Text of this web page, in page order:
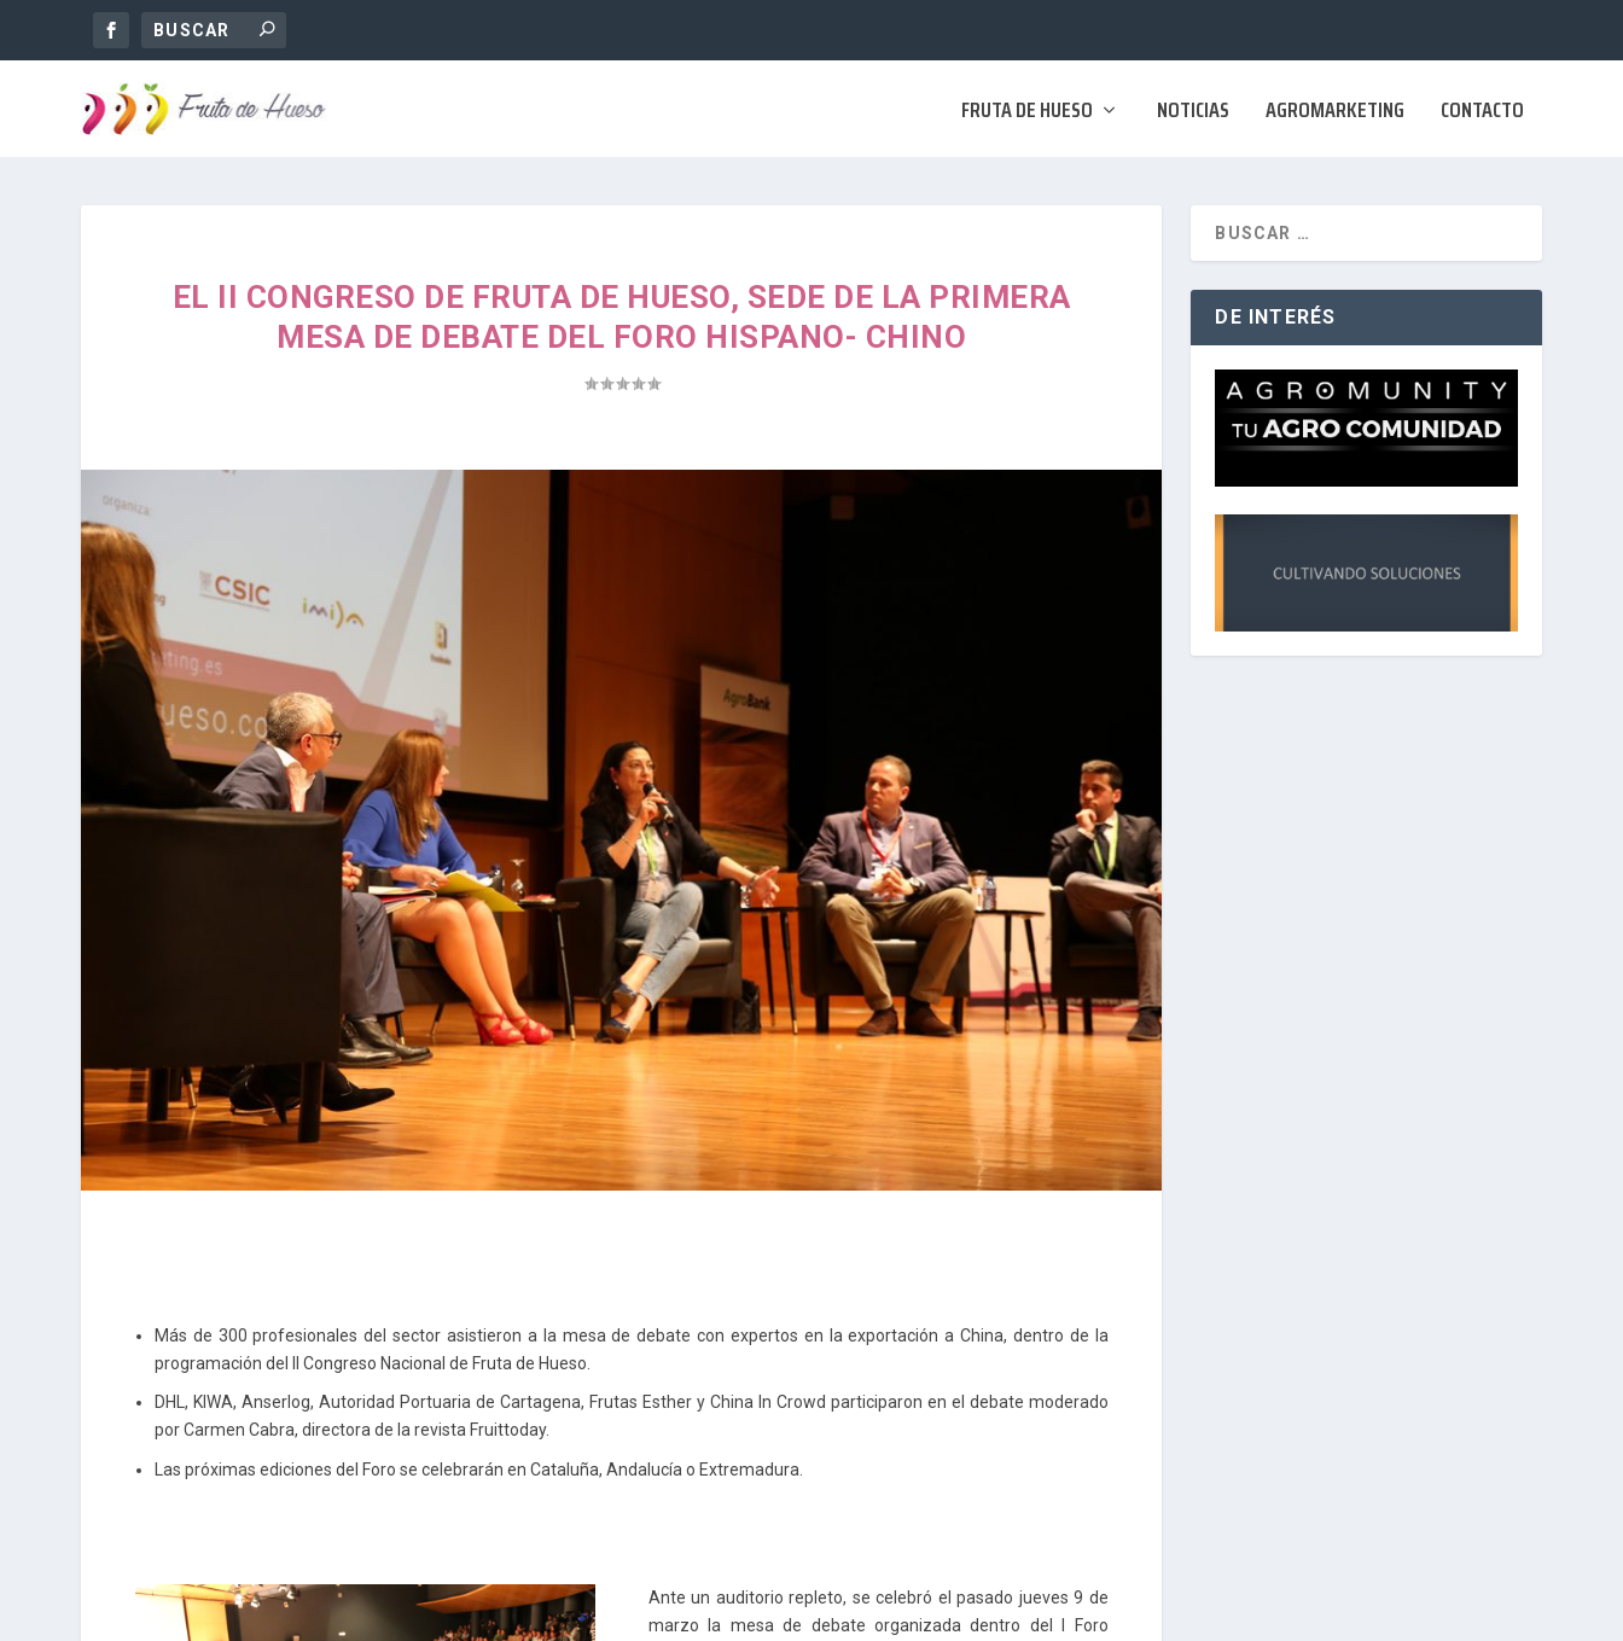
FRUTA DE HUESO NOTICIAS AGROMARKETING CONTACTO
EL II CONGRESO DE FRUTA DE HUESO, SEDE DE LA PRIMERA
MESA DE DEBATE DEL FORO HISPANO- CHINO
Más de 300 profesionales del sector asistieron a la mesa de debate con expertos en la exportación a China, dentro de la
programación del II Congreso Nacional de Fruta de Hueso.
DHL, KIWA, Anserlog, Autoridad Portuaria de Cartagena, Frutas Esther y China In Crowd participaron en el debate moderado
por Carmen Cabra, directora de la revista Fruittoday.
Las próximas ediciones del Foro se celebrarán en Cataluña, Andalucía o Extremadura.
Ante un auditorio repleto, se celebró el pasado jueves 9 de
marzo la mesa de debate organizada dentro del l Foro
DE INTERÉS